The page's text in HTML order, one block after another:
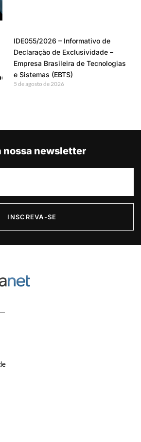
IDE055/2026 – Informativo de
Declaração de Exclusividade –
Empresa Brasileira de Tecnologias
e Sistemas (EBTS)
5 de agosto de 2026
nossa newsletter
INSCREVA-SE